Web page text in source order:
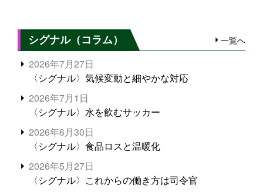
シグナル（コラム） 一覧へ
2026年7月27日
〈シグナル〉気候変動と細やかな対応
2026年7月1日
〈シグナル〉水を飲むサッカー
2026年6月30日
〈シグナル〉食品ロスと温暖化
2026年5月27日
〈シグナル〉これからの働き方は司令官